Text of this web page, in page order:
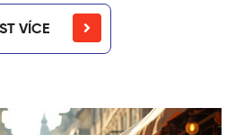
VÍCE